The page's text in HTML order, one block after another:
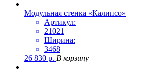
Модульная стенка «Калипсо»
Артикул:
21021
Ширина:
3468
26 830 р. В корзину